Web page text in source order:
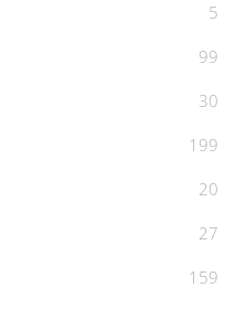
5
99
30
199
20
27
159